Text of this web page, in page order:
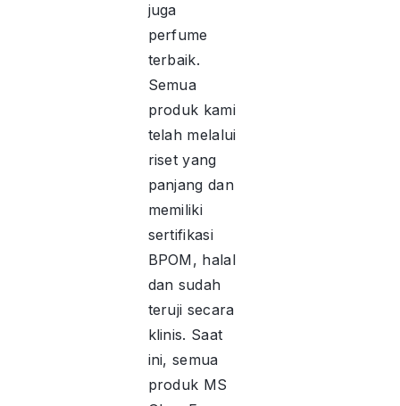
juga
perfume
terbaik.
Semua
produk kami
telah melalui
riset yang
panjang dan
memiliki
sertifikasi
BPOM, halal
dan sudah
teruji secara
klinis. Saat
ini, semua
produk MS